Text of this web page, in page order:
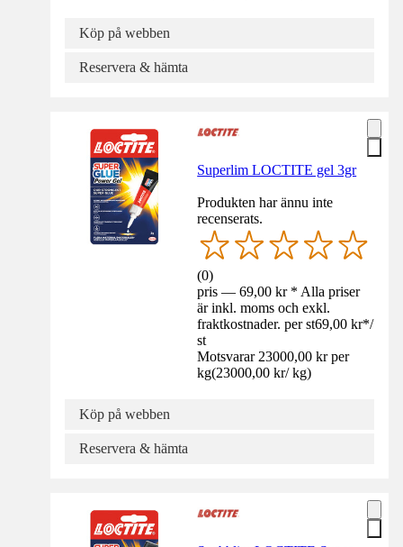
Köp på webben
Reservera & hämta
Superlim LOCTITE gel 3gr
Produkten har ännu inte
recenserats.
(0)
pris — 69,00 kr * Alla priser
är inkl. moms och exkl.
fraktkostnader. per st69,00 kr*/
st
Motsvarar 23000,00 kr per
kg(23000,00 kr/ kg)
Köp på webben
Reservera & hämta